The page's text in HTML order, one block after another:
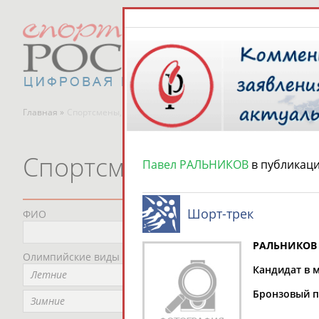
Главная » Спортсмены, тренеры и специалисты
Спортсмены, тренеры
ФИО
Олимпийские виды спорта
Летние
Зимние
Не
Павел РАЛЬНИКОВ в
Шорт-трек
РАЛЬНИКОВ
Кандидат в
Бронзовый